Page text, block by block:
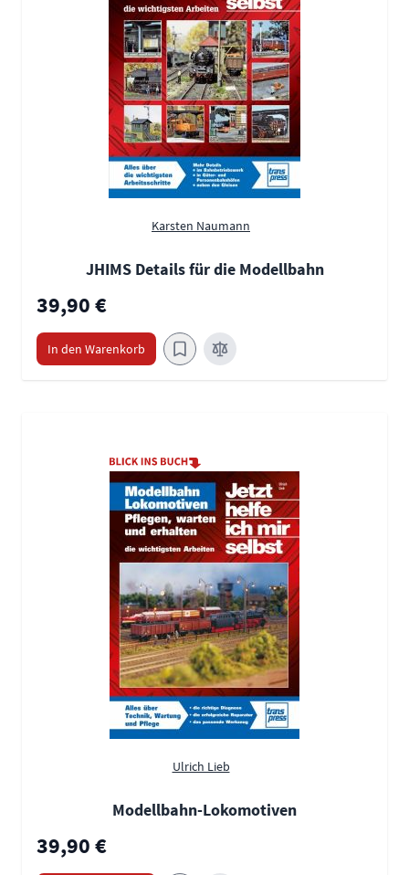
Karsten Naumann
JHIMS Details für die Modellbahn
39,90 €
In den Warenkorb
Ulrich Lieb
Modellbahn-Lokomotiven
39,90 €